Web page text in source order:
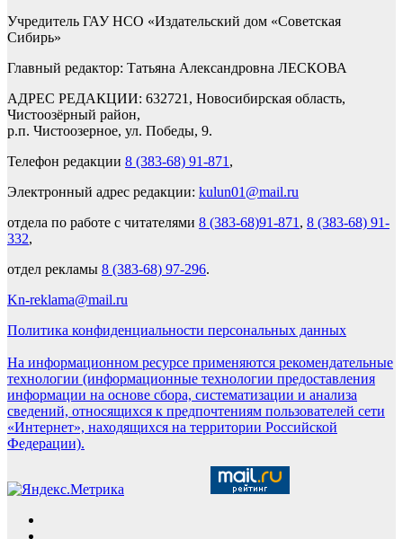
Учредитель ГАУ НСО «Издательский дом «Советская
Сибирь»
Главный редактор: Татьяна Александровна ЛЕСКОВА
АДРЕС РЕДАКЦИИ: 632721, Новосибирская область,
Чистоозёрный район,
р.п. Чистоозерное, ул. Победы, 9.
Телефон редакции 8 (383-68) 91-871 ,
Электронный адрес редакции: kulun01@mail.ru
отдела по работе с читателями 8 (383-68)91-871 , 8 (383-68) 91-
332,
отдел рекламы 8 (383-68) 97-296.
Kn-reklama@mail.ru
Политика конфиденциальности персональных данных
На информационном ресурсе применяются рекомендательные
технологии (информационные технологии предоставления
информации на основе сбора, систематизации и анализа
сведений, относящихся к предпочтениям пользователей сети
«Интернет», находящихся на территории Российской
Федерации).